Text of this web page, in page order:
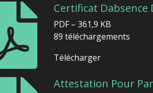
Certificat
PDF – 361,9 KB
89 téléchargements
Télécharger
Attestation Pour